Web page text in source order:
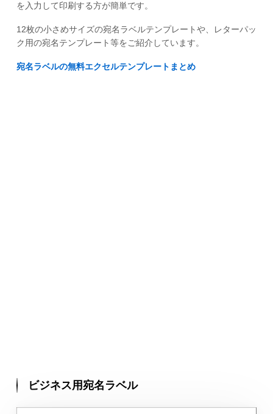
を入力して印刷する方が簡単です。
12枚の小さめサイズの宛名ラベルテンプレートや、レターパッ
ク用の宛名テンプレート等をご紹介しています。
宛名ラベルの無料エクセルテンプレートまとめ
ビジネス用宛名ラベル